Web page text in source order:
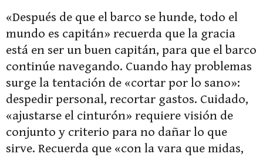
«Después de que el barco se hunde, todo el
mundo es capitán» recuerda que la gracia
está en ser un buen capitán, para que el barco
continúe navegando. Cuando hay problemas
surge la tentación de «cortar por lo sano»:
despedir personal, recortar gastos. Cuidado,
«ajustarse el cinturón» requiere visión de
conjunto y criterio para no dañar lo que
sirve. Recuerda que «con la vara que midas,